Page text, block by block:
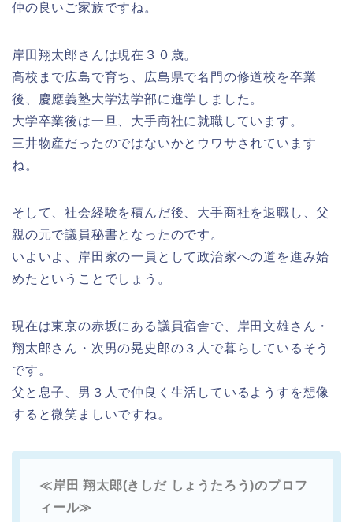
仲の良いご家族ですね。
岸田翔太郎さんは現在３０歳。
高校まで広島で育ち、広島県で名門の修道校を卒業
後、慶應義塾大学法学部に進学しました。
大学卒業後は一旦、大手商社に就職しています。
三井物産だったのではないかとウワサされています
ね。
そして、社会経験を積んだ後、大手商社を退職し、父
親の元で議員秘書となったのです。
いよいよ、岸田家の一員として政治家への道を進み始
めたということでしょう。
現在は東京の赤坂にある議員宿舎で、岸田文雄さん・
翔太郎さん・次男の晃史郎の３人で暮らしているそう
です。
父と息子、男３人で仲良く生活しているようすを想像
すると微笑ましいですね。
≪岸田 翔太郎(きしだ しょうたろう)のプロフ
ィール≫